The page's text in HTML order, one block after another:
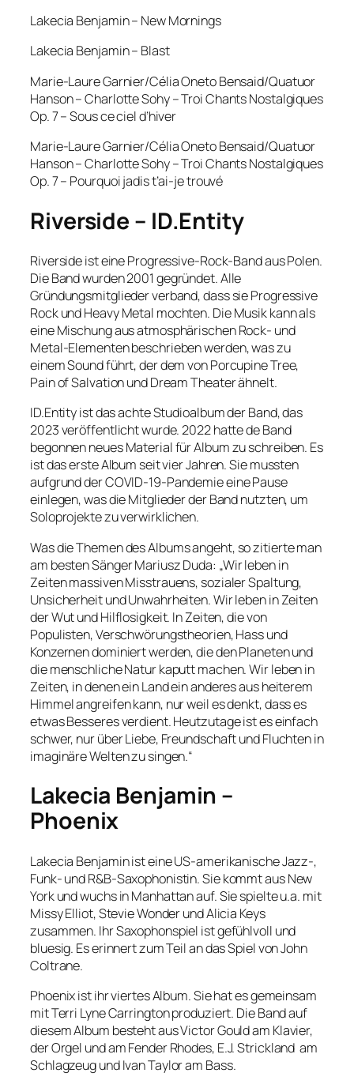
Lakecia Benjamin – New Mornings
Lakecia Benjamin – Blast
Marie-Laure Garnier/Célia Oneto Bensaid/Quatuor
Hanson – Charlotte Sohy – Troi Chants Nostalgiques
Op. 7 – Sous ce ciel d’hiver
Marie-Laure Garnier/Célia Oneto Bensaid/Quatuor
Hanson – Charlotte Sohy – Troi Chants Nostalgiques
Op. 7 – Pourquoi jadis t’ai-je trouvé
Riverside – ID.Entity
Riverside ist eine Progressive-Rock-Band aus Polen.
Die Band wurden 2001 gegründet. Alle
Gründungsmitglieder verband, dass sie Progressive
Rock und Heavy Metal mochten. Die Musik kann als
eine Mischung aus atmosphärischen Rock- und
Metal-Elementen beschrieben werden, was zu
einem Sound führt, der dem von Porcupine Tree,
Pain of Salvation und Dream Theater ähnelt.
ID.Entity ist das achte Studioalbum der Band, das
2023 veröffentlicht wurde. 2022 hatte de Band
begonnen neues Material für Album zu schreiben. Es
ist das erste Album seit vier Jahren. Sie mussten
aufgrund der COVID-19-Pandemie eine Pause
einlegen, was die Mitglieder der Band nutzten, um
Soloprojekte zu verwirklichen.
Was die Themen des Albums angeht, so zitierte man
am besten Sänger Mariusz Duda: „Wir leben in
Zeiten massiven Misstrauens, sozialer Spaltung,
Unsicherheit und Unwahrheiten. Wir leben in Zeiten
der Wut und Hilflosigkeit. In Zeiten, die von
Populisten, Verschwörungstheorien, Hass und
Konzernen dominiert werden, die den Planeten und
die menschliche Natur kaputt machen. Wir leben in
Zeiten, in denen ein Land ein anderes aus heiterem
Himmel angreifen kann, nur weil es denkt, dass es
etwas Besseres verdient. Heutzutage ist es einfach
schwer, nur über Liebe, Freundschaft und Fluchten in
imaginäre Welten zu singen.“
Lakecia Benjamin –
Phoenix
Lakecia Benjamin ist eine US-amerikanische Jazz-,
Funk- und R&B-Saxophonistin. Sie kommt aus New
York und wuchs in Manhattan auf. Sie spielte u.a. mit
Missy Elliot, Stevie Wonder und Alicia Keys
zusammen. Ihr Saxophonspiel ist gefühlvoll und
bluesig. Es erinnert zum Teil an das Spiel von John
Coltrane.
Phoenix ist ihr viertes Album. Sie hat es gemeinsam
mit Terri Lyne Carrington produziert. Die Band auf
diesem Album besteht aus Victor Gould am Klavier,
der Orgel und am Fender Rhodes, E.J. Strickland am
Schlagzeug und Ivan Taylor am Bass.